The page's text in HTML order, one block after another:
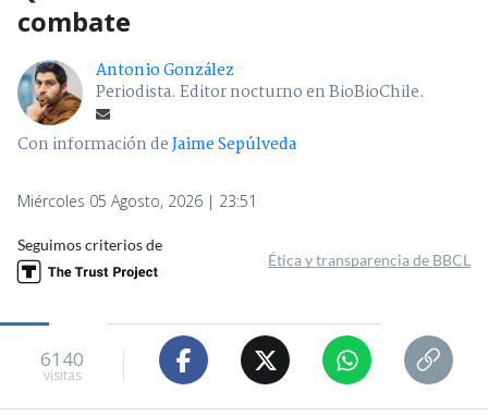
combate
Antonio González
Periodista. Editor nocturno en BioBioChile.
Con información deJaime Sepúlveda
Miércoles 05 Agosto, 2026 | 23:51
Seguimos criterios de
Ética y transparencia de BBCL
6140
visitas